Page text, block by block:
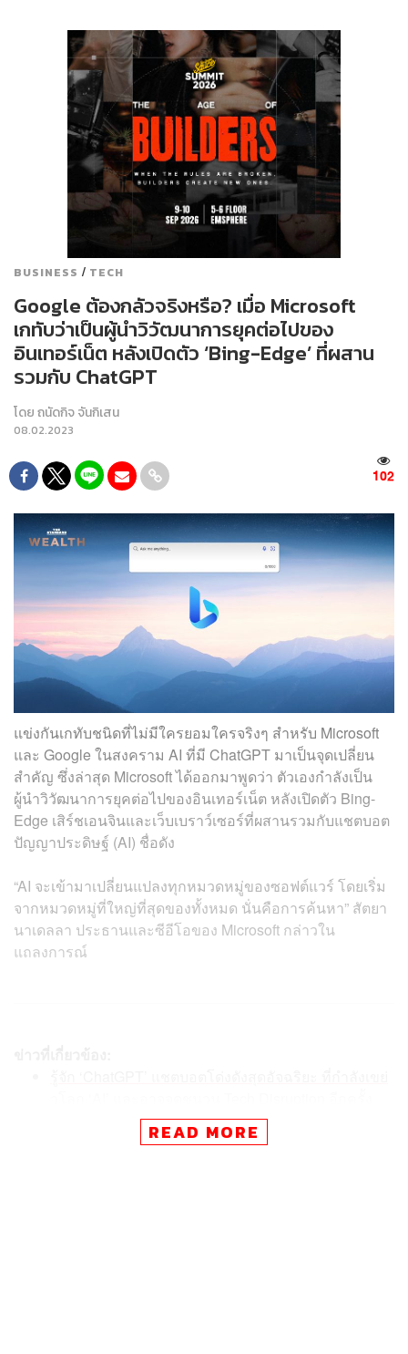
BUSINESS / TECH
Google ต้องกลัวจริงหรือ? เมื่อ Microsoft
เกทับว่าเป็นผู้นำวิวัฒนาการยุคต่อไปของ
อินเทอร์เน็ต หลังเปิดตัว ‘Bing-Edge’ ที่ผสาน
รวมกับ ChatGPT
โดยถนัดกิจ จันกิเสน
08.02.2023
102
แข่งกันเกทับชนิดที่ไม่มีใครยอมใครจริงๆ สำหรับ Microsoft
และ Google ในสงคราม AI ที่มี ChatGPT มาเป็นจุดเปลี่ยน
สำคัญ ซึ่งล่าสุด Microsoft ได้ออกมาพูดว่า ตัวเองกำลังเป็น
ผู้นำวิวัฒนาการยุคต่อไปของอินเทอร์เน็ต หลังเปิดตัว Bing-
Edge เสิร์ชเอนจินและเว็บเบราว์เซอร์ที่ผสานรวมกับแชตบอต
ปัญญาประดิษฐ์ (AI) ชื่อดัง
“AI จะเข้ามาเปลี่ยนแปลงทุกหมวดหมู่ของซอฟต์แวร์ โดยเริ่ม
จากหมวดหมู่ที่ใหญ่ที่สุดของทั้งหมด นั่นคือการค้นหา” สัตยา
นาเดลลา ประธานและซีอีโอของ Microsoft กล่าวใน
แถลงการณ์
สงคราม ‘AI’ แชตบอตเดือด Baidu เปิดตัว ‘ERNIE Bot’
ท้าชน ‘ChatGPT’ ของ OpenAI และ ‘Bard’ ของ Googl
READ MORE